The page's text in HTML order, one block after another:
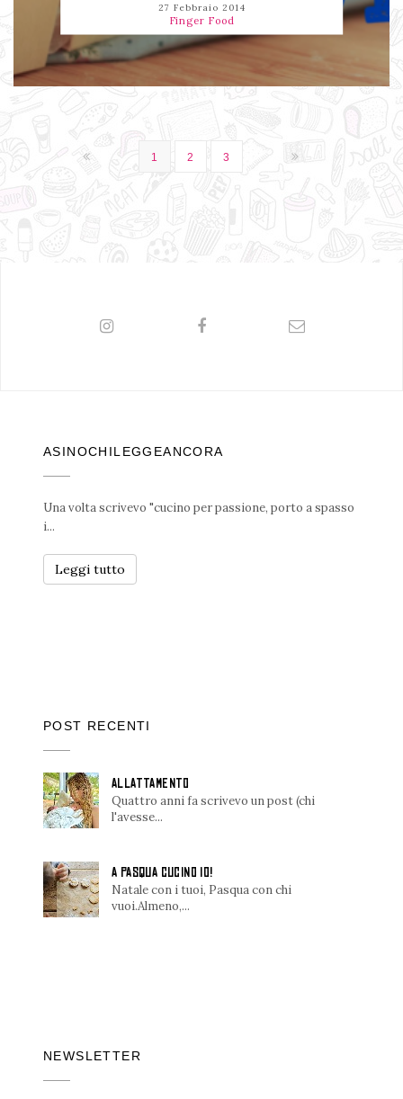
27 Febbraio 2014
Finger Food
1 2 3
ASINOCHILEGGEANCORA
Una volta scrivevo "cucino per passione, porto a spasso
i...
Leggi tutto
POST RECENTI
ALLATTAMENTO
Quattro anni fa scrivevo un post (chi
l'avesse...
A PASQUA CUCINO IO!
Natale con i tuoi, Pasqua con chi
vuoi.Almeno,...
NEWSLETTER